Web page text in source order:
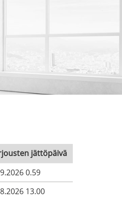
jättöpäivä
0.59
13.00